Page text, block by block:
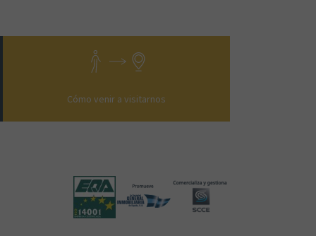
Cómo venir a visitarnos